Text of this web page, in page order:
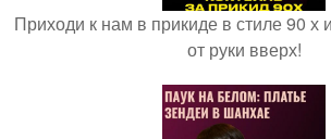
Приходи к нам в прикиде в стиле 90 х
от руки вверх!